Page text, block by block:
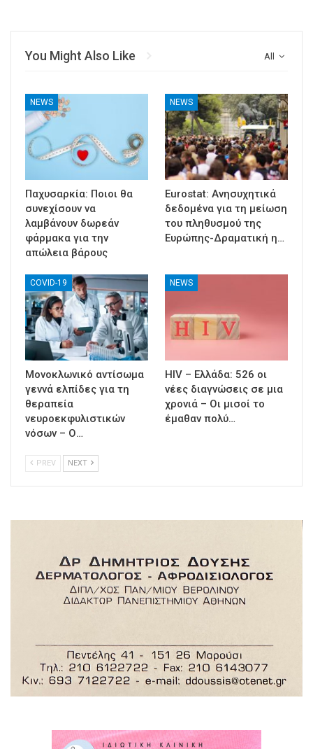
All
You Might Also Like
NEWS
Παχυσαρκία: Ποιοι θα
συνεχίσουν να
λαμβάνουν δωρεάν
φάρμακα για την
απώλεια βάρους
NEWS
Eurostat: Ανησυχητικά
δεδομένα για τη μείωση
του πληθυσμού της
Ευρώπης-Δραματική η…
COVID-19
Μονοκλωνικό αντίσωμα
γεννά ελπίδες για τη
θεραπεία
νευροεκφυλιστικών
νόσων – Ο…
NEWS
HIV – Ελλάδα: 526 οι
νέες διαγνώσεις σε μια
χρονιά – Οι μισοί το
έμαθαν πολύ…
PREV NEXT